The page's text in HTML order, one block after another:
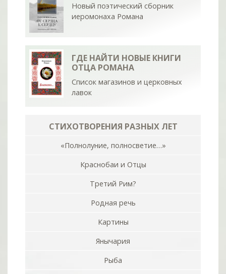
Новый поэтический сборник
иеромонаха Романа
ГДЕ НАЙТИ НОВЫЕ КНИГИ
ОТЦА РОМАНА
Список магазинов и церковных
лавок
СТИХОТВОРЕНИЯ РАЗНЫХ ЛЕТ
«Полнолуние, полносветие…»
Краснобаи и Отцы
Третий Рим?
Родная речь
Картины
Янычария
Рыба